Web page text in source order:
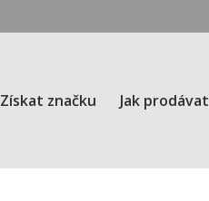
Získat značku Jak prodávat